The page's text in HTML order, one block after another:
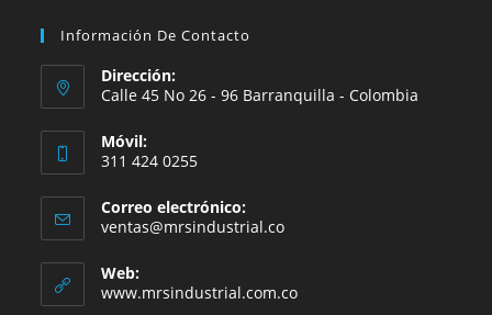
Información De Contacto
Dirección:
Calle 45 No 26 - 96 Barranquilla - Colombia
Móvil:
311 424 0255
Correo electrónico:
ventas@mrsindustrial.coSe
tu
aplicación
Web:
www.mrsindustrial.com.co